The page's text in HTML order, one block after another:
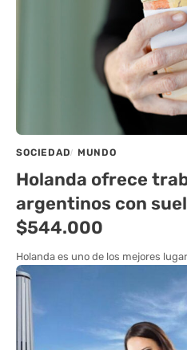
SOCIEDAD MUNDO
Holanda ofrece
argentinos con
$544.000
Holanda es uno de los mejores